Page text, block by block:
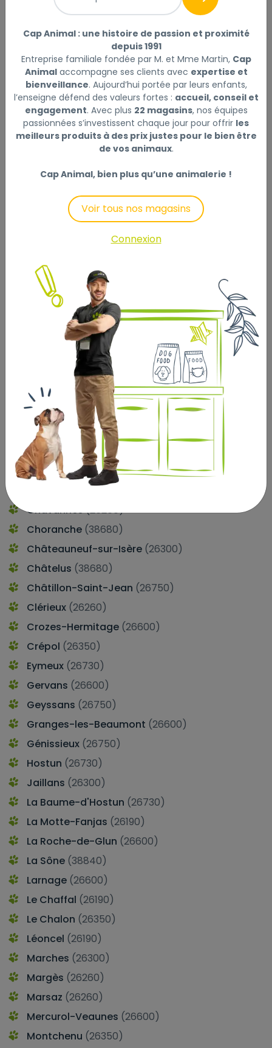
26750 ST PAUL LES ROMANS
Téléphone :04 75 73 37 71
Mail :romans@capanimal.fr
Votre magasin ROMANS - CAP ANIMAL
couvre également :
(26300)
Arthémonay(26260)
Auberives-en-Royans(38680)
Bathernay
(26260)
Beaumont-Monteux
Beauregard-Baret(26300)
Bourg-de-Péage(26300)
Bouvante(26190)
(26260)
Bésayes
(26300)
Chanos-Curson(26600)
Chantemerle-les-Blés
(26600)
Charmes-sur-l'Herbasse
Charpey(26300)
Chatuzange-le-Goubet
Chavannes(26260)
Choranche (38680)
Châteauneuf-sur-Isère (26300)
Châtelus (38680)
Châtillon-Saint-Jean (26750)
Clérieux (26260)
Crozes-Hermitage (26600)
Crépol (26350)
Eymeux (26730)
Gervans (26600)
Geyssans (26750)
Granges-les-Beaumont (26600)
Génissieux (26750)
Hostun (26730)
Jaillans (26300)
La Baume-d'Hostun (26730)
La Motte-Fanjas (26190)
La Roche-de-Glun (26600)
La Sône (38840)
Larnage (26600)
Le Chaffal (26190)
Le Chalon (26350)
Léoncel (26190)
Marches (26300)
Margès (26260)
Marsaz (26260)
Mercurol-Veaunes (26600)
Montchenu (26350)
Cap Animal : une histoire de passion et proximité
depuis 1991
Entreprise familiale fondée par M. et Mme Martin, Cap
Animalaccompagne ses clients avec expertise et
bienveillance. Aujourd’hui portée par leurs enfants,
l’enseigne défend des valeurs fortes : accueil, conseil et
engagement. Avec plus 22 magasins, nos équipes
passionnées s’investissent chaque jour pour offrir les
meilleurs produits à des prix justes pour le bien être
de vos animaux.
Cap Animal, bien plus qu’une animalerie !
Voir tous nos magasins
Connexion